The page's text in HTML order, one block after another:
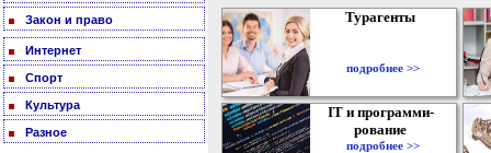
Закон и право
Интернет
Спорт
Культура
Разное
Турагенты
подробнее >>
IT и программи-
рование
подробнее >>